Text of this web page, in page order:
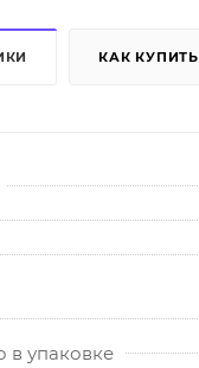
КАК КУПИТЬ
в упаковке